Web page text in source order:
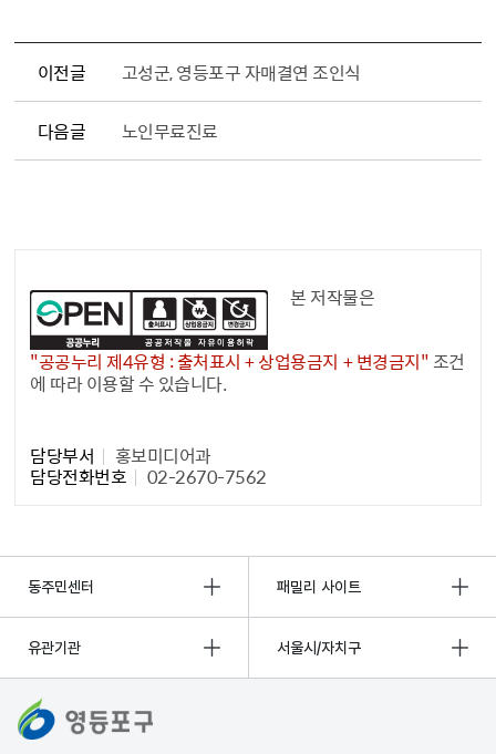
이전글 고성군, 영등포구 자매결연 조인식
다음글 노인무료진료
본 저작물은
"공공누리 제4유형 : 출처표시 + 상업용금지 + 변경금지"조건
에 따라 이용할 수 있습니다.
담당부서 홍보미디어과
담당전화번호 02-2670-7562
동주민센터 패밀리 사이트
유관기관 서울시/자치구